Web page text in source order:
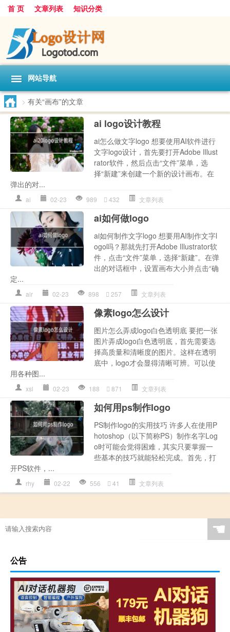
首 页 文章列表 知识分类
网站导航
> 有关“画布”的文章
ai logo设计教程
ai怎么做文字logo 想要使用AI软件进行
文字logo设计，首先要打开Adobe Illust
rator软件，然后点击“文件”菜单，选
择“新建”来创建一个新的设计画布。在
弹出的对...
ai 02-23 989 432 文章列表
ai如何做logo
ai如何制作文字logo 想要用AI制作文字l
ogo吗？那就先打开Adobe Illustrator软
件，点击“文件”菜单，选择“新建”。在弹
出的对话框中，设置画布大小并点击“确
定...
air 02-23 898 257 文章列表
像素logo怎么设计
图片怎么弄成logo白色透明底 要把一张
图片弄成logo白色透明底，首先需要选
择高质量和清晰度的图片。这样在透明
底中，logo才会显得清晰可辨。可以使
用各种图...
xsl 02-23 188 871 文章列表
如何用ps制作logo
PS制作logo的实用技巧 许多人在使用P
hotoshop（以下简称PS）制作名字Log
o时可能会觉得困难，其实只要掌握一
些基本的技巧就能轻松完成。首先，打
开PS软件，...
rhy 02-22 556 41 文章列表
☚
公告